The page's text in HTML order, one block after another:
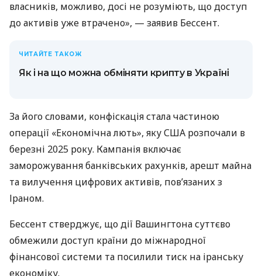
власників, можливо, досі не розуміють, що доступ
до активів уже втрачено», — заявив Бессент.
ЧИТАЙТЕ ТАКОЖ
Як і на що можна обміняти крипту в Україні
За його словами, конфіскація стала частиною
операції «Економічна лють», яку США розпочали в
березні 2025 року. Кампанія включає
заморожування банківських рахунків, арешт майна
та вилучення цифрових активів, пов’язаних з
Іраном.
Бессент стверджує, що дії Вашингтона суттєво
обмежили доступ країни до міжнародної
фінансової системи та посилили тиск на іранську
економіку.